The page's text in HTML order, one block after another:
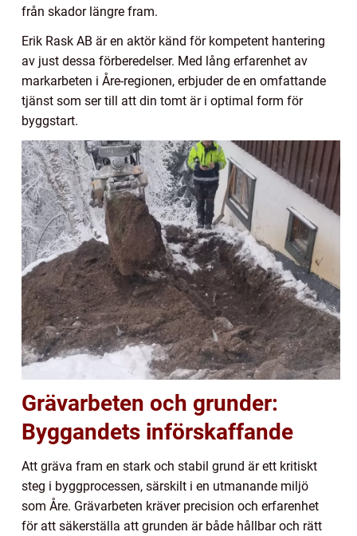
från skador längre fram.
Erik Rask AB är en aktör känd för kompetent hantering
av just dessa förberedelser. Med lång erfarenhet av
markarbeten i Åre-regionen, erbjuder de en omfattande
tjänst som ser till att din tomt är i optimal form för
byggstart.
Grävarbeten och grunder:
Byggandets införskaffande
Att gräva fram en stark och stabil grund är ett kritiskt
steg i byggprocessen, särskilt i en utmanande miljö
som Åre. Grävarbeten kräver precision och erfarenhet
för att säkerställa att grunden är både hållbar och rätt